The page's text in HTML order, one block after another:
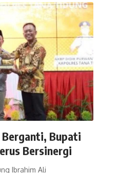
Bupati
Bersinergi
Ibrahim Ali